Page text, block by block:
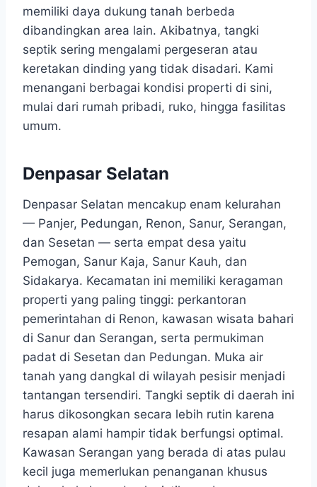
memiliki daya dukung tanah berbeda
dibandingkan area lain. Akibatnya, tangki
septik sering mengalami pergeseran atau
keretakan dinding yang tidak disadari. Kami
menangani berbagai kondisi properti di sini,
mulai dari rumah pribadi, ruko, hingga fasilitas
umum.
Denpasar Selatan
Denpasar Selatan mencakup enam kelurahan
— Panjer, Pedungan, Renon, Sanur, Serangan,
dan Sesetan — serta empat desa yaitu
Pemogan, Sanur Kaja, Sanur Kauh, dan
Sidakarya. Kecamatan ini memiliki keragaman
properti yang paling tinggi: perkantoran
pemerintahan di Renon, kawasan wisata bahari
di Sanur dan Serangan, serta permukiman
padat di Sesetan dan Pedungan. Muka air
tanah yang dangkal di wilayah pesisir menjadi
tantangan tersendiri. Tangki septik di daerah ini
harus dikosongkan secara lebih rutin karena
resapan alami hampir tidak berfungsi optimal.
Kawasan Serangan yang berada di atas pulau
kecil juga memerlukan penanganan khusus